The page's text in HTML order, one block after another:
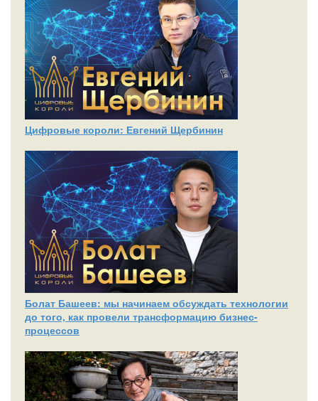
Цифровые короли: Евгений Щербинин
Болат Башеев: мы начинаем обсуждать технологии
до того, как провели трансформацию бизнес-
процессов